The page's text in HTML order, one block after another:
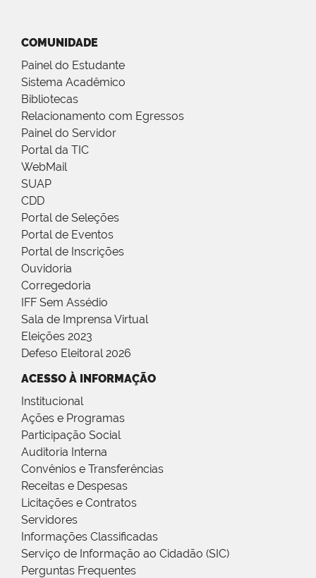
COMUNIDADE
Painel do Estudante
Sistema Acadêmico
Bibliotecas
Relacionamento com Egressos
Painel do Servidor
Portal da TIC
WebMail
SUAP
CDD
Portal de Seleções
Portal de Eventos
Portal de Inscrições
Ouvidoria
Corregedoria
IFF Sem Assédio
Sala de Imprensa Virtual
Eleições 2023
Defeso Eleitoral 2026
ACESSO À INFORMAÇÃO
Institucional
Ações e Programas
Participação Social
Auditoria Interna
Convênios e Transferências
Receitas e Despesas
Licitações e Contratos
Servidores
Informações Classificadas
Serviço de Informação ao Cidadão (SIC)
Perguntas Frequentes